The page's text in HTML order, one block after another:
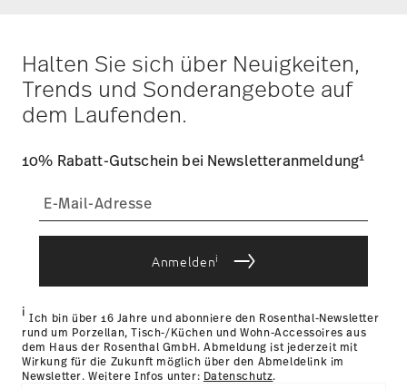
Halten Sie sich über Neuigkeiten,
Trends und Sonderangebote auf
dem Laufenden.
10% Rabatt-Gutschein bei Newsletteranmeldung1
Anmeldeni
i Ich bin über 16 Jahre und abonniere den Rosenthal-Newsletter
rund um Porzellan, Tisch-/Küchen und Wohn-Accessoires aus
dem Haus der Rosenthal GmbH. Abmeldung ist jederzeit mit
Wirkung für die Zukunft möglich über den Abmeldelink im
Newsletter. Weitere Infos unter: Datenschutz.